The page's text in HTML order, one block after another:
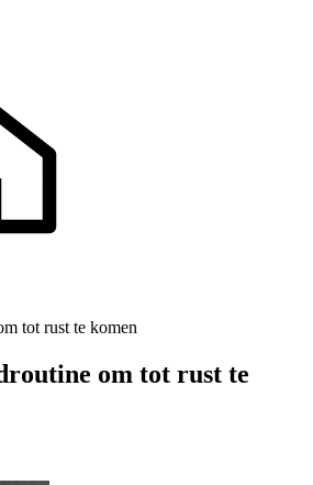
tot rust te komen
om tot rust te